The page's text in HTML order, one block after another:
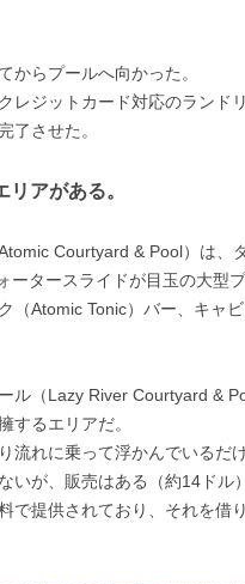
からプールへ向かった。
レジットカード対応のランド
了させた。
アがある。
Courtyard & Pool）は、
タースライドが目玉の大型プ
（Atomic Tonic）バー、キャ
ル（Lazy River Courtyard &
するエリアだ。
流れに乗って浮かんでいるだ
いが、販売はある（約14ドル）
で提供されており、それを借